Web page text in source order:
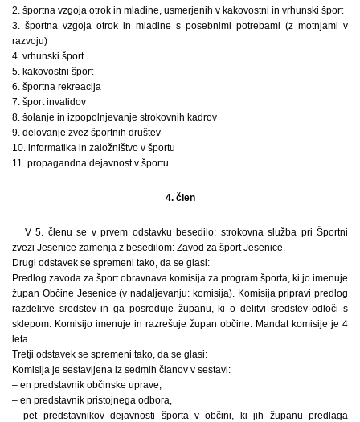
2. športna vzgoja otrok in mladine, usmerjenih v kakovostni in vrhunski šport
3. športna vzgoja otrok in mladine s posebnimi potrebami (z motnjami v
razvoju)
4. vrhunski šport
5. kakovostni šport
6. športna rekreacija
7. šport invalidov
8. šolanje in izpopolnjevanje strokovnih kadrov
9. delovanje zvez športnih društev
10. informatika in založništvo v športu
11. propagandna dejavnost v športu.
4. člen
V 5. členu se v prvem odstavku besedilo: strokovna služba pri Športni
zvezi Jesenice zamenja z besedilom: Zavod za šport Jesenice.
Drugi odstavek se spremeni tako, da se glasi:
Predlog zavoda za šport obravnava komisija za program športa, ki jo imenuje
župan Občine Jesenice (v nadaljevanju: komisija). Komisija pripravi predlog
razdelitve sredstev in ga posreduje županu, ki o delitvi sredstev odloči s
sklepom. Komisijo imenuje in razrešuje župan občine. Mandat komisije je 4
leta.
Tretji odstavek se spremeni tako, da se glasi:
Komisija je sestavljena iz sedmih članov v sestavi:
– en predstavnik občinske uprave,
– en predstavnik pristojnega odbora,
– pet predstavnikov dejavnosti športa v občini, ki jih županu predlaga